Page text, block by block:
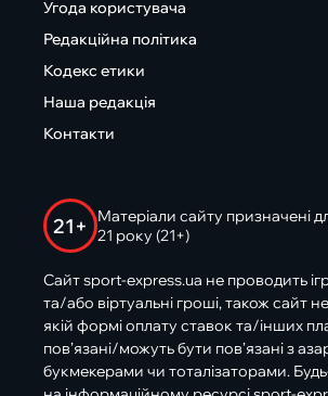
Угода користувача
Редакційна політика
Кодекс етики
Наша редакція
Контакти
21+
Матеріали сайту призначені
21 року (21+)
Сайт sport-express.ua не проводить
та/або віртуальні гроші, також сайт
якій формі оплату ставок та/інших
пов’язані/можуть бути пов’язані з
букмекерами чи тоталізаторами.